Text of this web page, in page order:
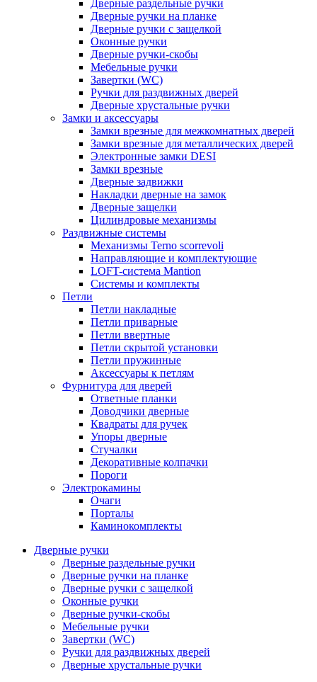
Дверные раздельные ручки
Дверные ручки на планке
Дверные ручки с защелкой
Оконные ручки
Дверные ручки-скобы
Мебельные ручки
Завертки (WC)
Ручки для раздвижных дверей
Дверные хрустальные ручки
Замки и аксессуары
Замки врезные для межкомнатных дверей
Замки врезные для металлических дверей
Электронные замки DESI
Замки врезные
Дверные задвижки
Накладки дверные на замок
Дверные защелки
Цилиндровые механизмы
Раздвижные системы
Механизмы Terno scorrevoli
Направляющие и комплектующие
LOFT-cистема Mantion
Системы и комплекты
Петли
Петли накладные
Петли приварные
Петли ввертные
Петли скрытой установки
Петли пружинные
Аксессуары к петлям
Фурнитура для дверей
Ответные планки
Доводчики дверные
Квадраты для ручек
Упоры дверные
Стучалки
Декоративные колпачки
Пороги
Электрокамины
Очаги
Порталы
Каминокомплекты
Дверные ручки
Дверные раздельные ручки
Дверные ручки на планке
Дверные ручки с защелкой
Оконные ручки
Дверные ручки-скобы
Мебельные ручки
Завертки (WC)
Ручки для раздвижных дверей
Дверные хрустальные ручки